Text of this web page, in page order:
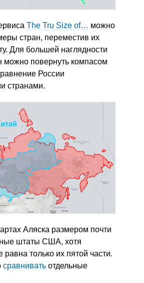
The Tru Size of… можно
стран, переместив их
Для большей наглядности
можно повернуть компасом
России
странами.
Аляска размером почти
штаты США, хотя
равна только их пятой части.
сравнивать отдельные